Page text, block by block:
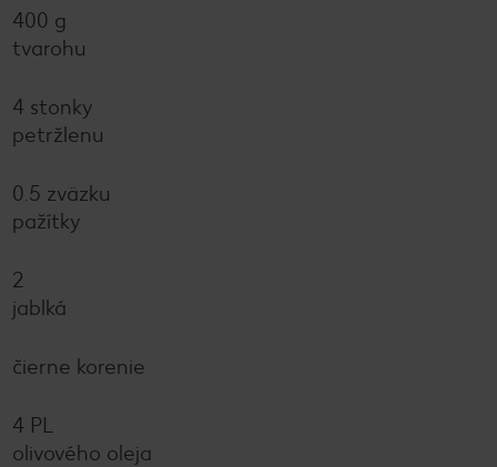
400 g
tvarohu
4 stonky
petržlenu
0.5 zväzku
pažítky
2
jablká
čierne korenie
4 PL
olivového oleja